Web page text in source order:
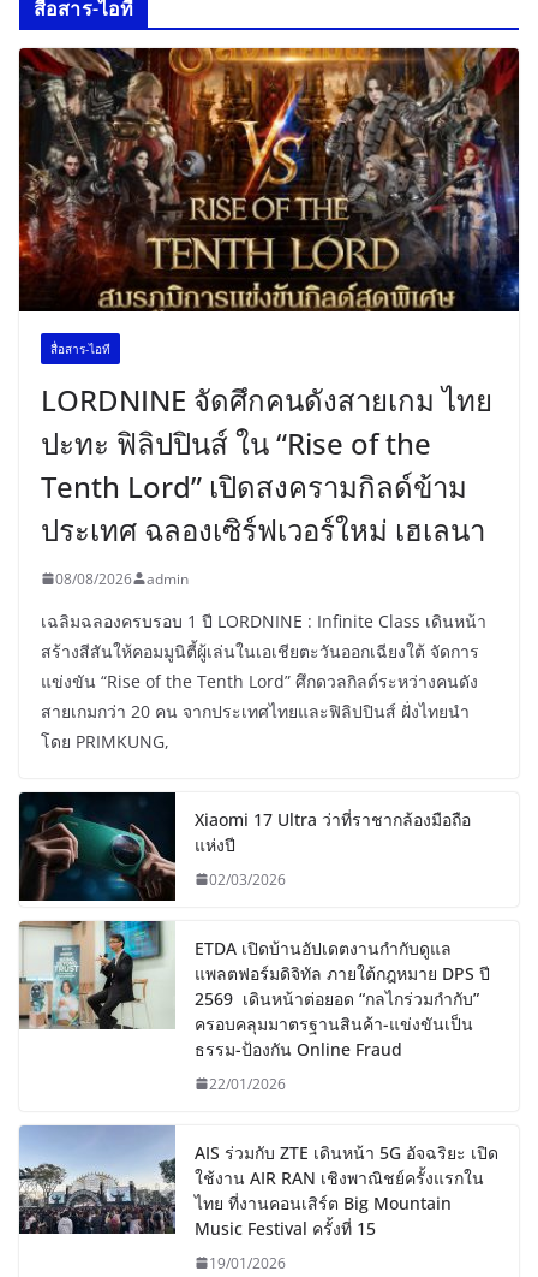
สื่อสาร-ไอที
สื่อสาร-ไอที
LORDNINE จัดศึกคนดังสายเกม ไทย
ปะทะ ฟิลิปปินส์ ใน “Rise of the
Tenth Lord” เปิดสงครามกิลด์ข้าม
ประเทศ ฉลองเซิร์ฟเวอร์ใหม่ เฮเลนา
08/08/2026 admin
เฉลิมฉลองครบรอบ 1 ปี LORDNINE : Infinite Class เดินหน้า
สร้างสีสันให้คอมมูนิตี้ผู้เล่นในเอเชียตะวันออกเฉียงใต้ จัดการ
แข่งขัน “Rise of the Tenth Lord” ศึกดวลกิลด์ระหว่างคนดัง
สายเกมกว่า 20 คน จากประเทศไทยและฟิลิปปินส์ ฝั่งไทยนำ
โดย PRIMKUNG,
Xiaomi 17 Ultra ว่าที่ราชากล้องมือถือ
แห่งปี
02/03/2026
ETDA เปิดบ้านอัปเดตงานกำกับดูแล
แพลตฟอร์มดิจิทัล ภายใต้กฎหมาย DPS ปี
2569 เดินหน้าต่อยอด “กลไกร่วมกำกับ”
ครอบคลุมมาตรฐานสินค้า-แข่งขันเป็น
ธรรม-ป้องกัน Online Fraud
22/01/2026
AIS ร่วมกับ ZTE เดินหน้า 5G อัจฉริยะ เปิด
ใช้งาน AIR RAN เชิงพาณิชย์ครั้งแรกใน
ไทย ที่งานคอนเสิร์ต Big Mountain
Music Festival ครั้งที่ 15
19/01/2026